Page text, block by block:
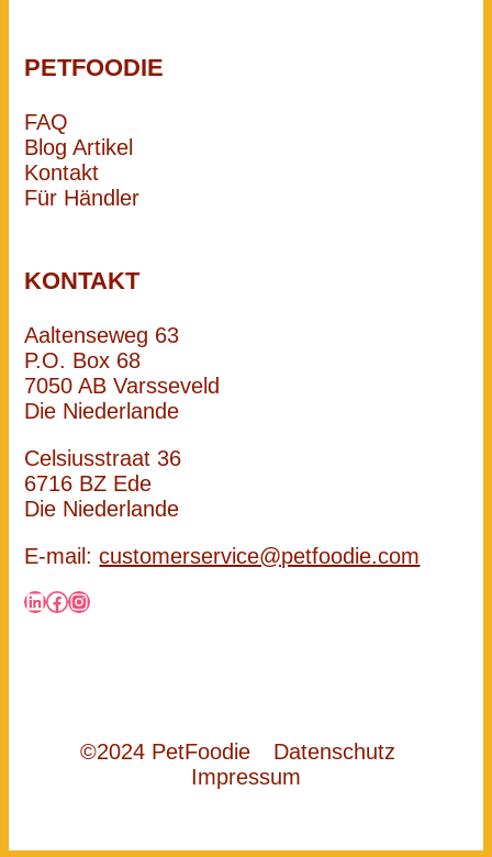
PETFOODIE
FAQ
Blog Artikel
Kontakt
Für Händler
KONTAKT
Aaltenseweg 63
P.O. Box 68
7050 AB Varsseveld
Die Niederlande
Celsiusstraat 36
6716 BZ Ede
Die Niederlande
E-mail:customerservice@petfoodie.com
LinkedIn Facebook Instagram
©2024 PetFoodie
Datenschutz
Impressum